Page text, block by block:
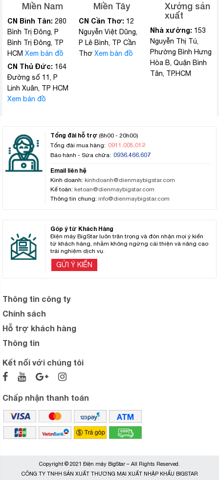
Miền Nam
CN Bình Tân: 280
Bình Trị Đông, P
Bình Trị Đông, TP
HCM Xem bản đồ
CN Thủ Đức: 164
Đường số 11, P
Linh Xuân, TP HCM
Xem bản đồ
Miền Tây
CN Cần Thơ: 12
Nguyễn Việt Dũng,
P Lê Bình, TP Cần
Thơ Xem bản đồ
Xưởng sản
xuất
Nhà xưởng: 153
Nguyễn Thị Tú,
Phường Bình Hưng
Hòa B, Quận Bình
Tân, TP.HCM
Tổng đài hỗ trợ (8h00 - 20h00)
Tổng đài mua hàng: 0911.005.012
Bảo hành - Sửa chữa: 0936.466.607
Email liên hệ
Kinh doanh: kinhdoanh@dienmaybigstar.com
Kế toán: ketoan@dienmaybigstar.com
Thông tin chung: info@dienmaybigstar.com
Góp ý từ Khách Hàng
Điện máy BigStar luôn trân trọng và đón nhận mọi ý kiến
từ khách hàng, nhằm không ngừng cải thiện và nâng cao
trải nghiệm dịch vụ.
GỬI Ý KIẾN
Thông tin công ty
Chính sách
Hỗ trợ khách hàng
Thông tin
Kết nối với chúng tôi
Chấp nhận thanh toán
Copyright © 2021 Điện máy BigStar – All Rights Reserved.
CÔNG TY TNHH SẢN XUẤT THƯƠNG MẠI XUẤT NHẬP KHẨU BIGSTAR